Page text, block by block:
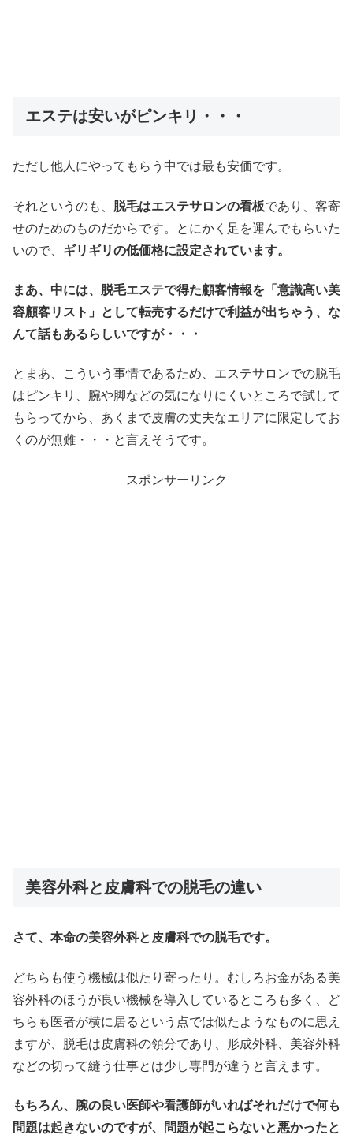
エステは安いがピンキリ・・・
ただし他人にやってもらう中では最も安価です。
それというのも、 脱毛はエステサロンの看板であり、客寄
せのためのものだからです。とにかく足を運んでもらいた
いので、 ギリギリの低価格に設定されています。
まあ、中には、脱毛エステで得た顧客情報を「意識高い美
容顧客リスト」として転売するだけで利益が出ちゃう、な
んて話もあるらしいですが・・・
とまあ、こういう事情であるため、エステサロンでの脱毛
はピンキリ、腕や脚などの気になりにくいところで試して
もらってから、あくまで皮膚の丈夫なエリアに限定してお
くのが無難・・・と言えそうです。
スポンサーリンク
美容外科と皮膚科での脱毛の違い
さて、本命の美容外科と皮膚科での脱毛です。
どちらも使う機械は似たり寄ったり。むしろお金がある美
容外科のほうが良い機械を導入しているところも多く、ど
ちらも医者が横に居るという点では似たようなものに思え
ますが、脱毛は皮膚科の領分であり、形成外科、美容外科
などの切って縫う仕事とは少し専門が違うと言えます。
もちろん、腕の良い医師や看護師がいればそれだけで何も
問題は起きないのですが、問題が起こらないと悪かったと